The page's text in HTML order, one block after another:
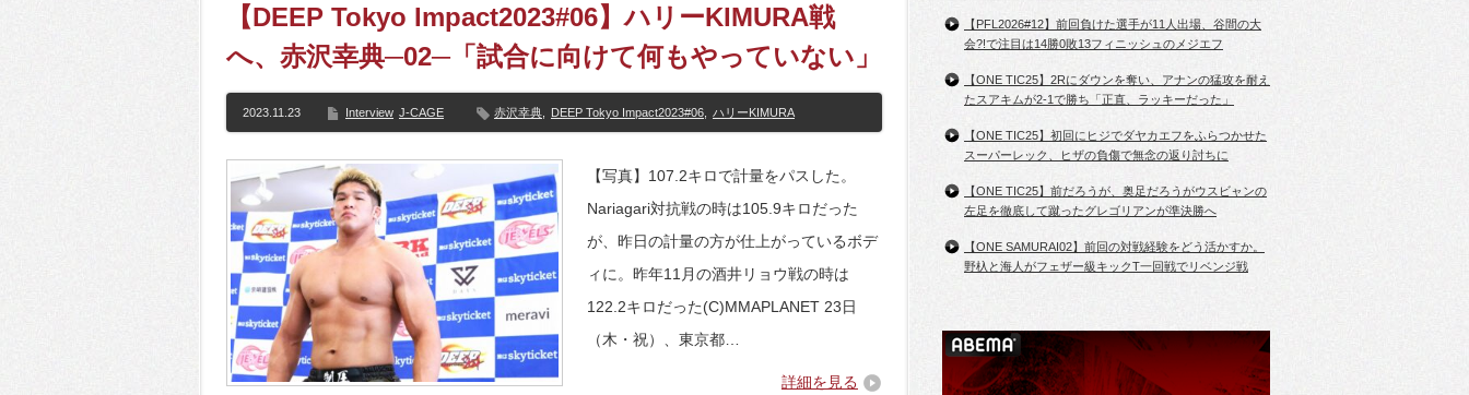
【DEEP Tokyo Impact2023#06】ハリーKIMURA戦
へ、赤沢幸典─02─「試合に向けて何もやっていない」
2023.11.23 Interview J-CAGE 赤沢幸典 DEEP Tokyo Impact2023#06 ハリーKIMURA
【写真】107.2キロで計量をパスした。
Nariagari対抗戦の時は105.9キロだった
が、昨日の計量の方が仕上がっているボデ
ィに。昨年11月の酒井リョウ戦の時は
122.2キロだった(C)MMAPLANET 23日
（木・祝）、東京都…
詳細を見る
【PFL2026#12】前回負けた選手が11人出場、谷間の大
会?!で注目は14勝0敗13フィニッシュのメジエフ
【ONE TIC25】2Rにダウンを奪い、アナンの猛攻を耐え
たスアキムが2-1で勝ち「正直、ラッキーだった」
【ONE TIC25】初回にヒジでダヤカエフをふらつかせた
スーパーレック、ヒザの負傷で無念の返り討ちに
【ONE TIC25】前だろうが、奥足だろうがウスビャンの
左足を徹底して蹴ったグレゴリアンが準決勝へ
【ONE SAMURAI02】前回の対戦経験をどう活かすか。
野杁と海人がフェザー級キックT一回戦でリベンジ戦